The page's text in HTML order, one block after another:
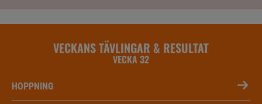
VECKANS TÄVLINGAR & RESULTAT
VECKA 32
HOPPNING